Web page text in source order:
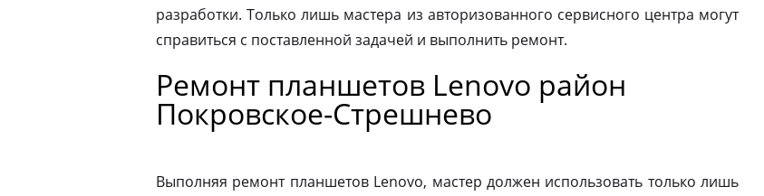
разработки. Только лишь мастера из авторизованного сервисного центра могут
справиться с поставленной задачей и выполнить ремонт.
Ремонт планшетов Lenovo район
Покровское-Стрешнево
Выполняя ремонт планшетов Lenovo, мастер должен использовать только лишь